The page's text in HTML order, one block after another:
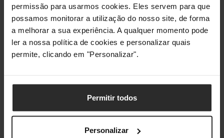
permissão para usarmos cookies. Eles servem para que
possamos monitorar a utilização do nosso site, de forma
a melhorar a sua experiência. A qualquer momento pode
ler a nossa política de cookies e personalizar quais
permite, clicando em "Personalizar".
Permitir todos
Personalizar
Cor do produto Preto, Branco
Visor incorporado Sim
Visor LCD
570 W